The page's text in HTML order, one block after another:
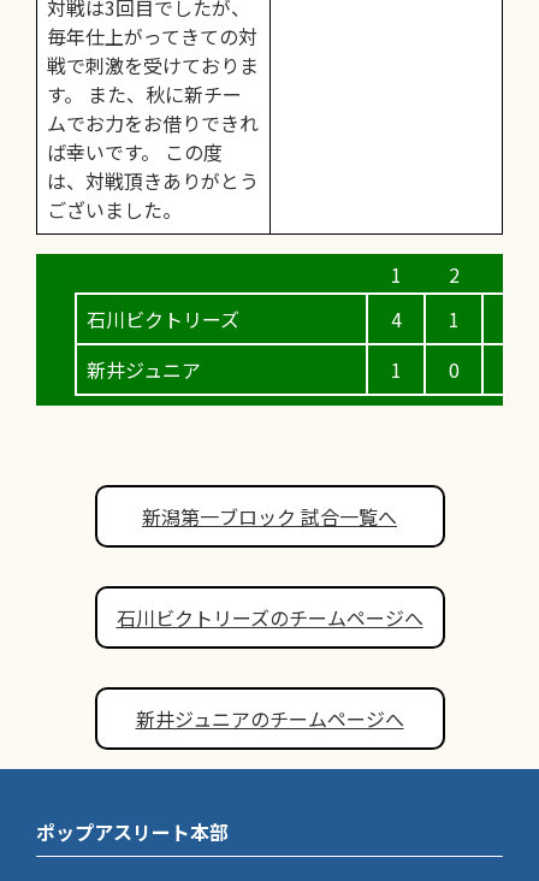
対戦は3回目でしたが、
毎年仕上がってきての対
戦で刺激を受けておりま
す。 また、秋に新チー
ムでお力をお借りできれ
ば幸いです。 この度
は、対戦頂きありがとう
ございました。
石川ビクトリーズ
新井ジュニア
4
1
1
0
新潟第一ブロック 試合一覧へ
石川ビクトリーズのチームページへ
新井ジュニアのチームページへ
ポップアスリート本部